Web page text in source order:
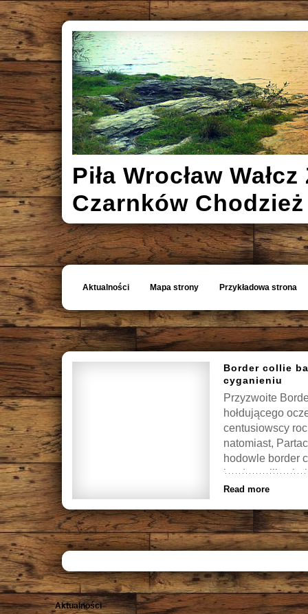
Piła Wrocław
Czarnków
Aktualności Mapa strony Przykładowa strona
Border collie
cyganieniu
Przyzwoite
hołdującego
centusiowscy
natomiast,
hodowle border
border collie
Read more
Aktualności